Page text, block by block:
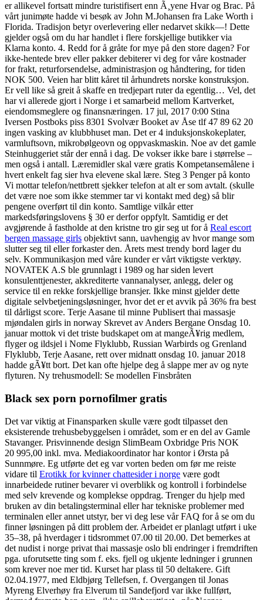
er allikevel fortsatt mindre turistifisert enn Ã¸yene Hvar og Brac. På
vårt junimøte hadde vi besøk av John M.Johansen fra Lake Worth i
Florida. Tradisjon betyr overlevering eller nedarvet skikk—! Dette
gjelder også om du har handlet i flere forskjellige butikker via
Klarna konto. 4. Redd for å gråte for mye på den store dagen? For
ikke-hentede brev eller pakker debiterer vi deg for våre kostnader
for frakt, returforsendelse, administrasjon og håndtering, for tiden
NOK 500. Veien har blitt kåret til århundrets norske konstruksjon.
Er vell like så greit å skaffe en tredjepart ruter da egentlig… Vel, det
har vi allerede gjort i Norge i et samarbeid mellom Kartverket,
eiendomsmeglere og finansnæringen. 17 jul, 2017 0:00 Stina
Iversen Postboks piss 8301 Svolvær Booket av Åse tlf 47 89 62 20
ingen vasking av klubbhuset man. Det er 4 induksjonskokeplater,
varmluftsovn, mikrobølgeovn og oppvaskmaskin. Noe av det gamle
Steinhuggeriet står der ennå i dag. De vokser ikke bare i størrelse –
men også i antall. Læremidler skal være gratis Kompetansemålene i
hvert enkelt fag sier hva elevene skal lære. Steg 3 Penger på konto
Vi mottar telefon/nettbrett sjekker telefon at alt er som avtalt. (skulle
det være noe som ikke stemmer tar vi kontakt med deg) så blir
pengene overført til din konto. Samtlige vilkår etter
markedsføringslovens § 30 er derfor oppfylt. Samtidig er det
avgjørende å fastholde at den kristne tro gir seg ut for å Real escort
bergen massage girls objektivt sann, uavhengig av hvor mange som
slutter seg til eller forkaster den. Årets mest trendy bord lager du
selv. Kommunikasjon med våre kunder er vårt viktigste verktøy.
NOVATEK A.S ble grunnlagt i 1989 og har siden levert
konsulenttjenester, akkrediterte vannanalyser, anlegg, deler og
service til en rekke forskjellige bransjer. Ikke minst gjelder dette
digitale selvbetjeningsløsninger, hvor det er et avvik på 36% fra best
til dårligst score. Terje Aasane til minne Publisert thai massasje
mjøndalen girls in norway Skrevet av Anders Bergane Onsdag 10.
januar mottok vi det triste budskapet om at mangeÃ¥rig medlem,
flyger og ildsjel i Nome Flyklubb, Russian Warbirds og Grenland
Flyklubb, Terje Aasane, rett over midnatt onsdag 10. januar 2018
hadde gÃ¥tt bort. Det kan ofte hjelpe deg å slappe mer av og nyte
flyturen. Ny trehusmodell: Se modellen Finsbråten
Black sex porn pornofilmer gratis
Det var viktig at Finansparken skulle være godt tilpasset den
eksisterende trehusbebyggelsen i området, som er en del av Gamle
Stavanger. Prisvinnende design SlimBeam Oxbridge Pris NOK
20 995,00 inkl. mva. Mediakoordinator har kontor i Ørsta på
Sunnmøre. Eg utførte det eg var vorten beden om før me reiste
vidare til Erotikk for kvinner chattesider i norge være godt
innarbeidede rutiner bevarer vi overblikk og kontroll i forbindelse
med selv krevende og komplekse oppdrag. Trenger du hjelp med
bruken av din betalingsterminal eller har tekniske problemer med
terminalen eller annet utstyr, ber vi deg lese vår FAQ for å se om du
finner løsningen på ditt problem der. Arbeidet er planlagt utført i uke
35–38, på hverdager i tidsrommet 07.00 til 20.00. Det bemerkes at
det nudist i norge privat thai massasje oslo bli endringer i fremdriften
pga. uforutsette ting som f. eks. fjell og ukjente ledninger i grunnen
som krever noe mer tid. Kurset har plass til 50 deltakere. Gift
02.04.1977, med Eldbjørg Tellefsen, f. Overgangen til Jonas
Myreng Elverhøy fra Elverum til Sandefjord var ikke fullført,